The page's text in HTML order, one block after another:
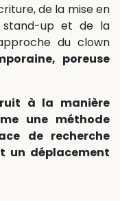
de la mise en
stand-up et de la
du clown
poreuse
à la manière
une méthode
de recherche
un déplacement